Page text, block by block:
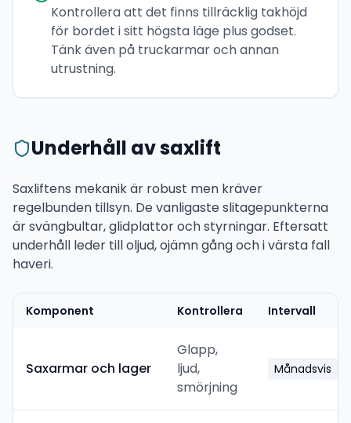
Kontrollera att det finns tillräcklig takhöjd
för bordet i sitt högsta läge plus godset.
Tänk även på truckarmar och annan
utrustning.
Underhåll av saxlift
Saxliftens mekanik är robust men kräver
regelbunden tillsyn. De vanligaste slitagepunkterna
är svängbultar, glidplattor och styrningar. Eftersatt
underhåll leder till oljud, ojämn gång och i värsta fall
haveri.
Komponent Kontrollera Intervall
Saxarmar och lager
Glapp,
ljud,
smörjning
Månadsvis